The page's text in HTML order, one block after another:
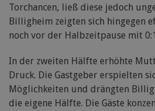
Torchancen, ließ diese jedoch
Billigheim zeigten sich hingegen
noch vor der Halbzeitpause mit
In der zweiten Hälfte erhöhte
Druck. Die Gastgeber erspielten
Möglichkeiten und drängten
die eigene Hälfte. Die Gäste